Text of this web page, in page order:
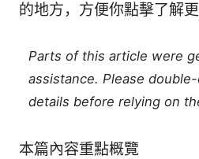
的地方，方便你點擊了解更
Parts of this article were
assistance. Please
details before relying on
本篇內容重點概覽